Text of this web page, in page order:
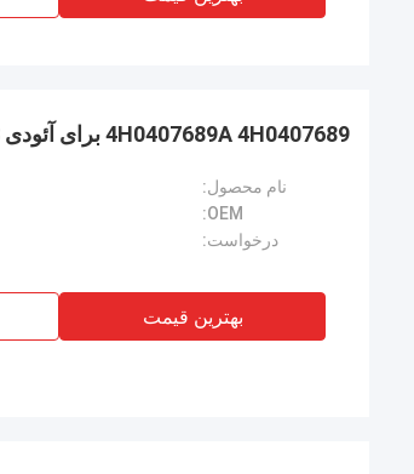
4H0407689A 4H0407689 برای آئودی A8 D4 A8L R8
نام محصول:
OEM:
درخواست:
بهترین قیمت